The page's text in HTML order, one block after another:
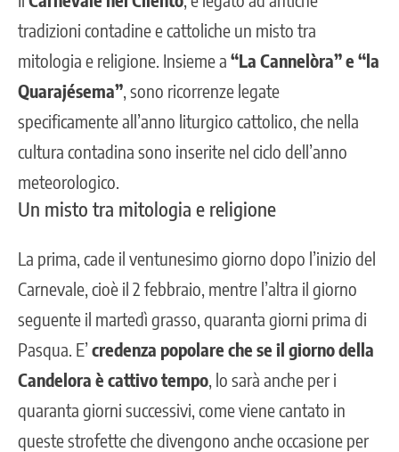
tradizioni contadine e cattoliche un misto tra
mitologia e religione. Insieme a “La Cannelòra” e “la
Quarajésema” , sono ricorrenze legate
specificamente all’anno liturgico cattolico, che nella
cultura contadina sono inserite nel ciclo dell’anno
meteorologico.
Un misto tra mitologia e religione
La prima, cade il ventunesimo giorno dopo l’inizio del
Carnevale , cioè il 2 febbraio, mentre l’altra il giorno
seguente il martedì grasso, quaranta giorni prima di
Pasqua. E’credenza popolare che se il giorno della
Candelora è cattivo tempo , lo sarà anche per i
quaranta giorni successivi, come viene cantato in
queste strofette che divengono anche occasione per